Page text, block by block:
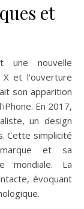
et
nouvelle
X et l'ouverture
son apparition
En 2017,
un design
Cette simplicité
et sa
mondiale. La
évoquant